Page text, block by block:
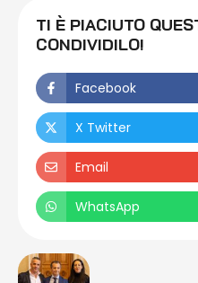
TI È PIACIUTO
CONDIVIDILO!
Facebook
X Twitter
Email
WhatsApp